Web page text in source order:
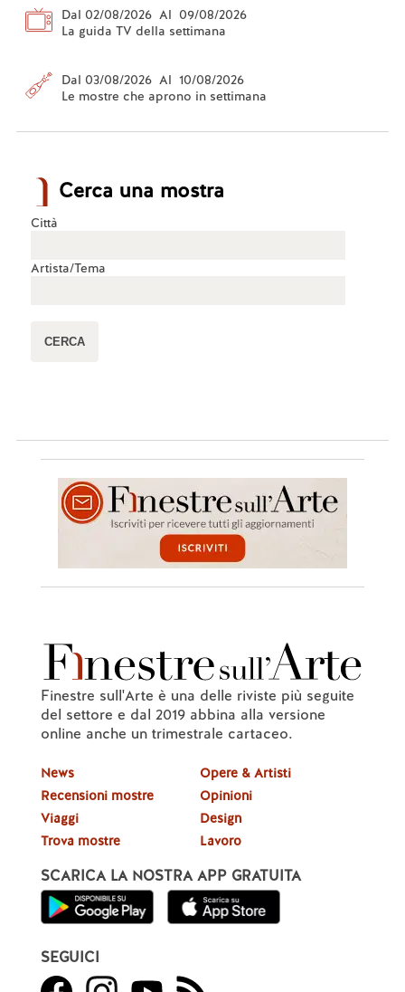
Dal 02/08/2026 Al 09/08/2026
La guida TV della settimana
Dal 03/08/2026 Al 10/08/2026
Le mostre che aprono in settimana
Cerca una mostra
Città
Artista/Tema
Finestre sull'Arte è una delle riviste più seguite
del settore e dal 2019 abbina alla versione
online anche un trimestrale cartaceo.
News
Recensioni mostre
Viaggi
Trova mostre
Opere & Artisti
Opinioni
Design
Lavoro
SCARICA LA NOSTRA APP GRATUITA
SEGUICI